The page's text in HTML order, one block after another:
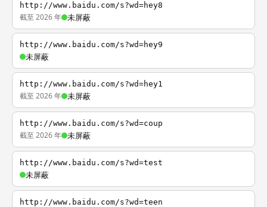
http://www.baidu.com/s?wd=hey8
截至 2026 年 未屏蔽
http://www.baidu.com/s?wd=hey9
未屏蔽
http://www.baidu.com/s?wd=hey1
截至 2026 年 未屏蔽
http://www.baidu.com/s?wd=coup
截至 2026 年 未屏蔽
http://www.baidu.com/s?wd=test
未屏蔽
http://www.baidu.com/s?wd=teen